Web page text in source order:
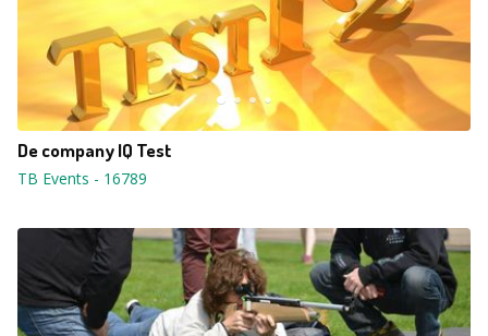
De company IQ Test
TB Events - 16789